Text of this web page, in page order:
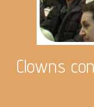
Clowns